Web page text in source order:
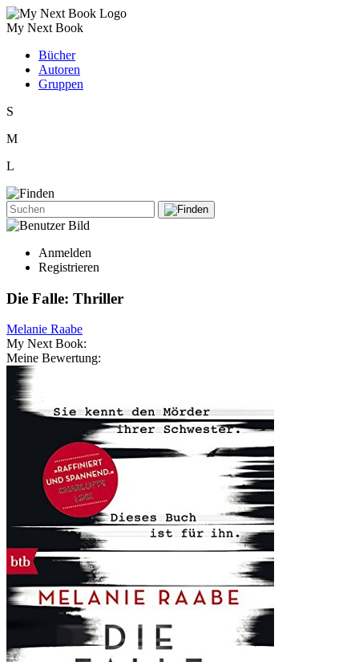
My Next Book
Bücher
Autoren
Gruppen
S
M
L
Anmelden
Registrieren
Die Falle: Thriller
Melanie Raabe
My Next Book:
Meine Bewertung: